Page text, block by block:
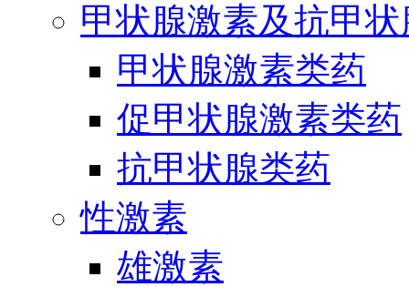
甲状腺激素及抗甲
甲状腺激素类药
促甲状腺激素类药
抗甲状腺类药
性激素
雄激素